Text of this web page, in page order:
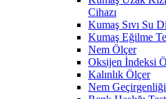
Cihazı
Kumaş Sıvı Su
Kumaş Eğilme
Nem Ölçer
Oksijen İndeksi
Kalınlık Ölçer
Nem Geçirgenliği